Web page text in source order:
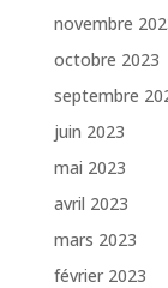
novembre
octobre 2023
septembre
juin 2023
mai 2023
avril 2023
mars 2023
février 2023